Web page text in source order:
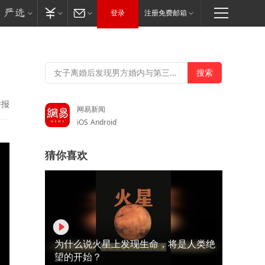
登录 注册免费邮箱
网易新闻
iOS Android
猜你喜欢
为什么说火星上发现生命，将是人类绝
望的开始？